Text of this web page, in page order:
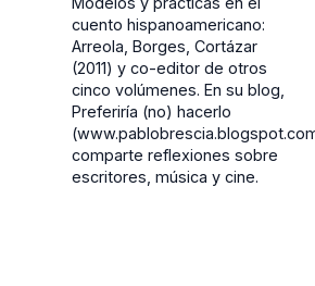
cuento hispanoamericano:
Arreola, Borges, Cortázar
(2011) y co-editor de otros
cinco volúmenes. En su blog,
Preferiría (no) hacerlo
comparte reflexiones sobre
escritores, música y cine.